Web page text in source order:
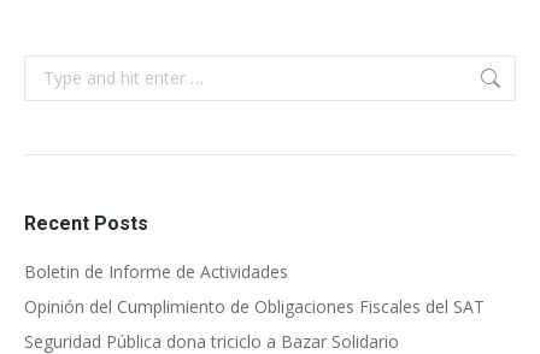
Search:
Recent Posts
Boletin de Informe de Actividades
Opinión del Cumplimiento de Obligaciones Fiscales del SAT
Seguridad Pública dona triciclo a Bazar Solidario